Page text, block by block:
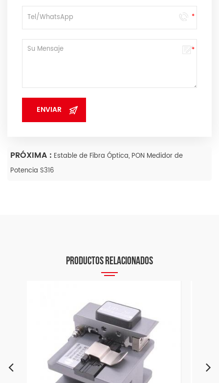
PRÓXIMA : Estable de Fibra Óptica, PON Medidor de
Potencia S316
PRODUCTOS RELACIONADOS